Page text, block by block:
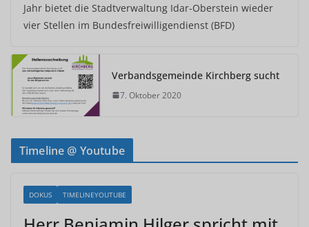
Jahr bietet die Stadtverwaltung Idar-Oberstein wieder
vier Stellen im Bundesfreiwilligendienst (BFD)
Verbandsgemeinde Kirchberg sucht
7. Oktober 2020
Timeline @ Youtube
DOKUS TIMELINEYOUTUBE